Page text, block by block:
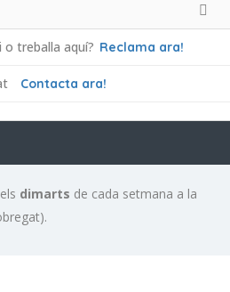
treballa aquí? Reclama ara!
Contacta ara!
dimarts de cada setmana a la